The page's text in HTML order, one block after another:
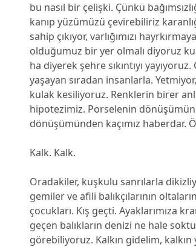
bu nasıl bir çelişki. Çünkü
kanıp yüzümüzü çevirebiliriz
sahip çıkıyor, varlığımızı
olduğumuz bir yer olmalı diyoruz
ha diyerek şehre sıkıntıyı
yaşayan sıradan insanlarla.
kulak kesiliyoruz. Renklerin birer
hipotezimiz. Porselenin
dönüşümünden kaçımız haberdar.
Kalk. Kalk.
Oradakiler, kuşkulu sanrılarla
gemiler ve afili balıkçılarının
çocukları. Kış geçti. Ayaklarımıza
geçen balıkların denizi ne hale
görebiliyoruz. Kalkın gidelim,